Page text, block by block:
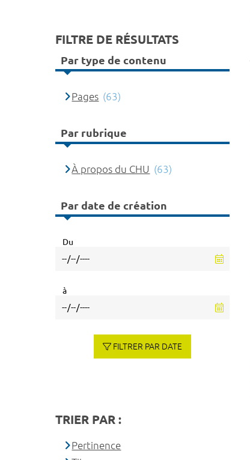
FILTRE DE RÉSULTATS
Par type de contenu
Pages (63)
Par rubrique
À propos du CHU (63)
Par date de création
Du
à
FILTRER PAR DATE
TRIER PAR :
Pertinence